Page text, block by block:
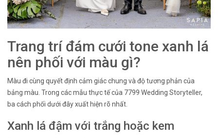
Trang trí đám cưới tone xanh lá
nên phối với màu gì?
Màu đi cùng quyết định cảm giác chung và độ tương phản của
bảng màu. Trong các mẫu thực tế của 7799 Wedding Storyteller,
ba cách phối dưới đây xuất hiện rõ nhất.
Xanh lá đậm với trắng hoặc kem